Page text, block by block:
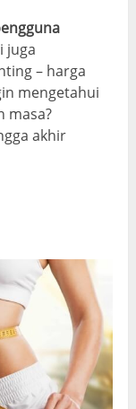
juga
– harga
mengetahui
masa?
akhir